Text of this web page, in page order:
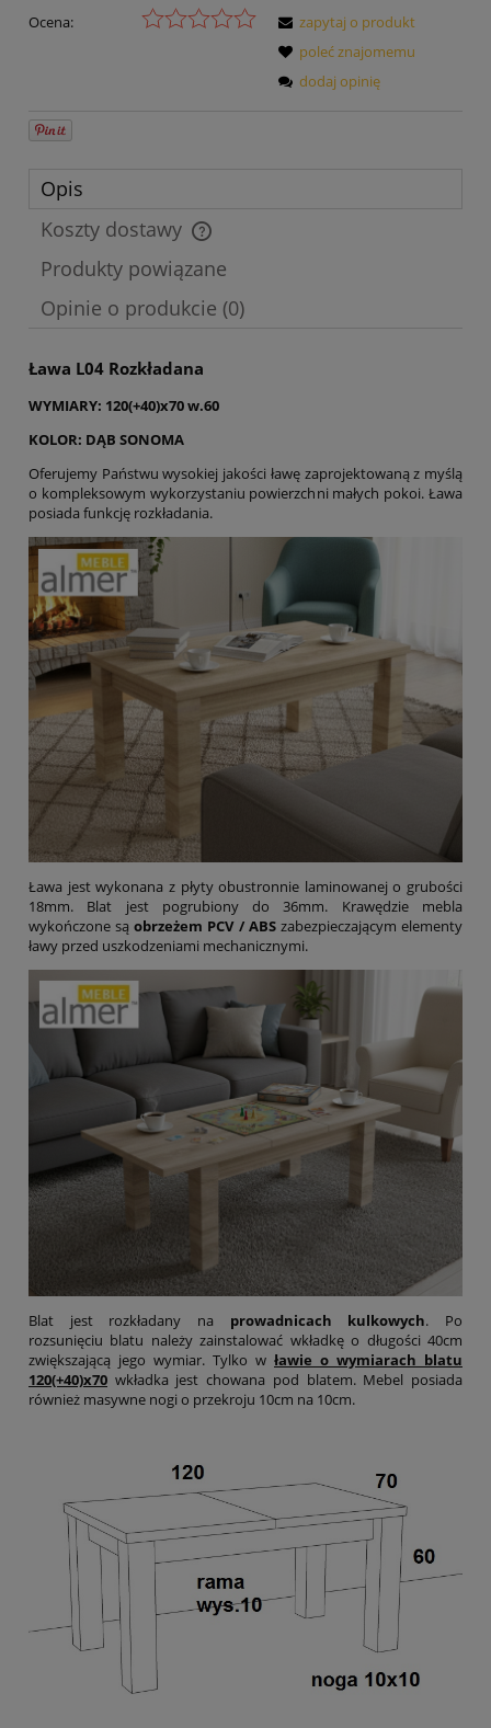
Ocena:
zapytaj o produkt
poleć znajomemu
dodaj opinię
Opis
Koszty dostawy
Cena nie zawiera ewentualnych kosztów płatności
Produkty powiązane
Opinie o produkcie (0)
Ława L04 Rozkładana
WYMIARY: 120(+40)x70 w.60
KOLOR: DĄB SONOMA
Oferujemy Państwu wysokiej jakości ławę zaprojektowaną z myślą
o kompleksowym wykorzystaniu powierzchni małych pokoi. Ława
posiada funkcję rozkładania.
Ława jest wykonana z płyty obustronnie laminowanej o grubości
18mm. Blat jest pogrubiony do 36mm. Krawędzie mebla
wykończone sąobrzeżem PCV / ABSzabezpieczającym elementy
ławy przed uszkodzeniami mechanicznymi.
Blat jest rozkładany na prowadnicach kulkowych. Po
rozsunięciu blatu należy zainstalować wkładkę o długości 40cm
zwiększającą jego wymiar. Tylko w ławie o wymiarach blatu
120(+40)x70 wkładka jest chowana pod blatem. Mebel posiada
również masywne nogi o przekroju 10cm na 10cm.